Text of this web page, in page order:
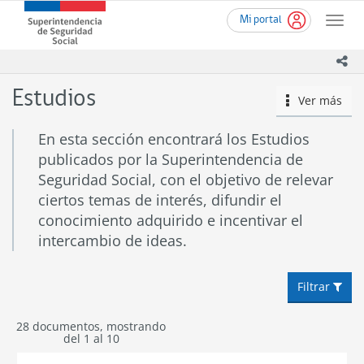
contenido
Mi portal
Toggle
Superintendencia
de
(SUSESO)
-
de
Chile
icono
Ver más
Estudios
En esta sección encontrará los Estudios
publicados por la Superintendencia de
Seguridad Social, con el objetivo de relevar
ciertos temas de interés, difundir el
conocimiento adquirido e incentivar el
intercambio de ideas.
Filtrar
28 documentos, mostrando
del 1 al 10